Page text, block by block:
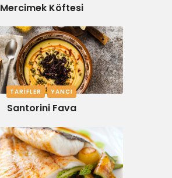
Mercimek Köftesi
TARIFLER YANCI
Santorini Fava